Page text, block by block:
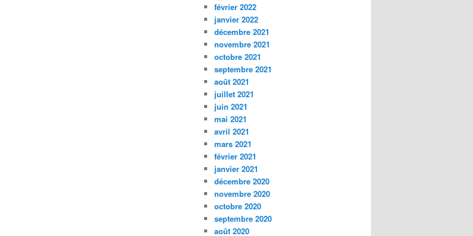
février 2022
janvier 2022
décembre 2021
novembre 2021
octobre 2021
septembre 2021
août 2021
juillet 2021
juin 2021
mai 2021
avril 2021
mars 2021
février 2021
janvier 2021
décembre 2020
novembre 2020
octobre 2020
septembre 2020
août 2020